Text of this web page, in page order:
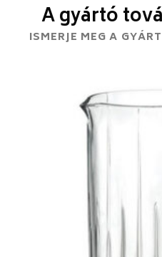
A gyártó
ISMERJE MEG A